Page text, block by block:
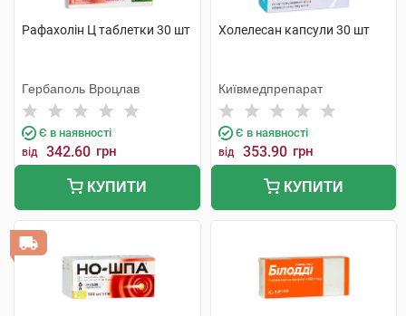
Рафахолін Ц таблетки 30 шт
Гербаполь Вроцлав
Є в наявності
від 342.60 грн
КУПИТИ
Холелесан капсули 30 шт
Київмедпрепарат
Є в наявності
від 353.90 грн
КУПИТИ